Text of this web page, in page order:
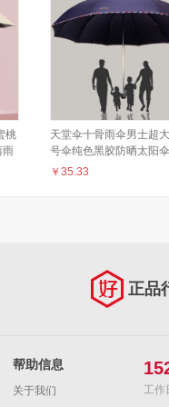
桃
雨
天堂伞十骨雨伞男士超
号伞纯色黑胶防晒太阳
伞晴雨伞三折伞学生男女
￥ 35.33
正品
帮助信息
关于我们
工作